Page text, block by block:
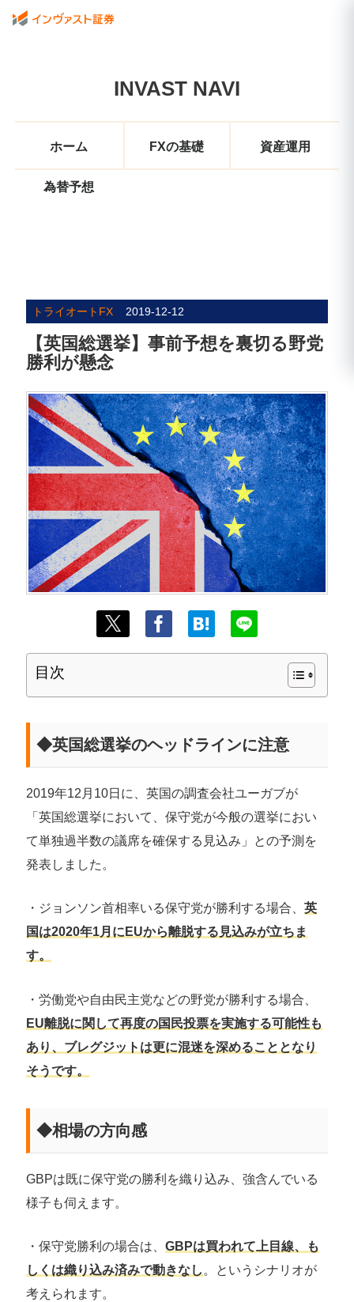
INVAST NAVI
ホーム FXの基礎 資産運用
為替予想
トライオートFX 2019-12-12
【英国総選挙】事前予想を裏切る野党
勝利が懸念
目次
◆英国総選挙のヘッドラインに注意
2019年12月10日に、英国の調査会社ユーガブが
「英国総選挙において、保守党が今般の選挙におい
て単独過半数の議席を確保する見込み」との予測を
発表しました。
・ジョンソン首相率いる保守党が勝利する場合、 英
国は2020年1月にEUから離脱する見込みが立ちま
す。
・労働党や自由民主党などの野党が勝利する場合、
EU離脱に関して再度の国民投票を実施する可能性も
あり、ブレグジットは更に混迷を深めることとなり
そうです。
◆相場の方向感
GBPは既に保守党の勝利を織り込み、強含んでいる
様子も伺えます。
・保守党勝利の場合は、 GBPは買われて上目線、も
しくは織り込み済みで動きなし。というシナリオが
考えられます。